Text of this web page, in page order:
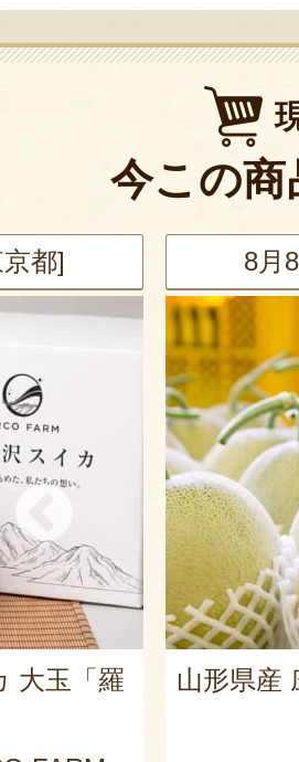
今この
都]
大玉「羅
8月
山形県産